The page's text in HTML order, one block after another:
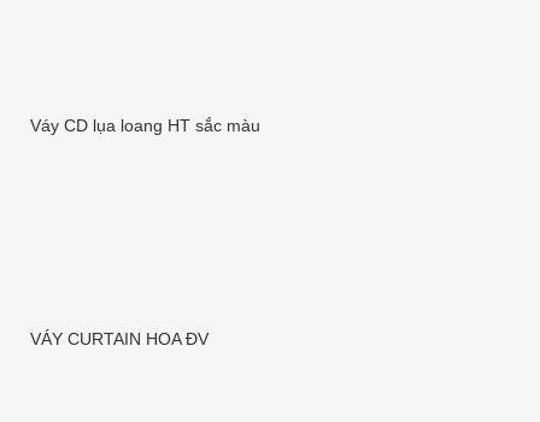
Váy CD lụa loang HT sắc màu
VÁY CURTAIN HOA ĐV